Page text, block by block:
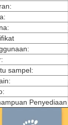
sampel:
Penyediaan